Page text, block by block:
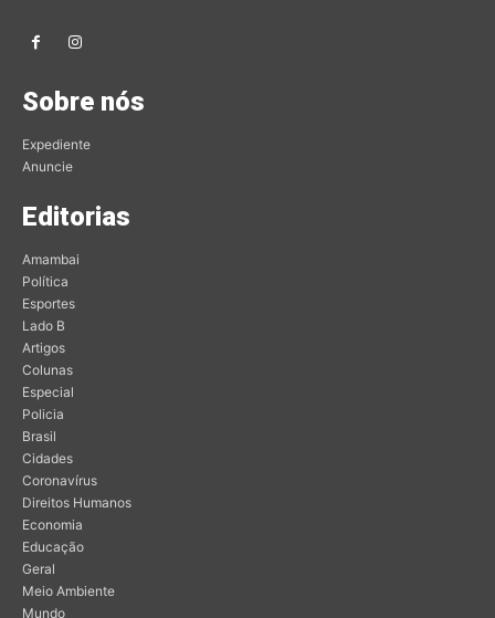
Sobre nós
Expediente
Anuncie
Editorias
Amambai
Política
Esportes
Lado B
Artigos
Colunas
Especial
Policia
Brasil
Cidades
Coronavírus
Direitos Humanos
Economia
Educação
Geral
Meio Ambiente
Mundo